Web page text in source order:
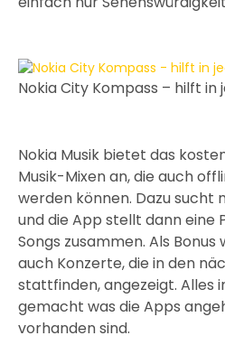
Nokia City Kompass – hilft
Nokia Musik bietet das
Musik-Mixen an, die auch
werden können. Dazu
und die App stellt dann eine
Songs zusammen. Als
auch Konzerte, die in den
stattfinden, angezeigt. Alles
gemacht was die Apps
vorhanden sind.